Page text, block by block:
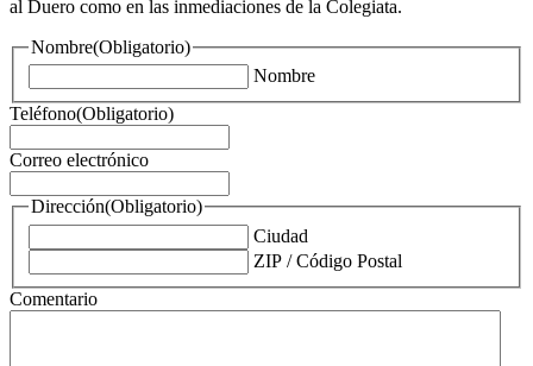
al Duero como en las inmediaciones de la Colegiata.
Nombre(Obligatorio)
Nombre
Teléfono(Obligatorio)
Correo electrónico
Dirección(Obligatorio)
Ciudad
ZIP / Código Postal
Comentario